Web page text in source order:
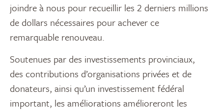
joindre à nous pour recueillir les 2 derniers millions
de dollars nécessaires pour achever ce
remarquable renouveau.
Soutenues par des investissements provinciaux,
des contributions d’organisations privées et de
donateurs, ainsi qu’un investissement fédéral
important, les améliorations amélioreront les